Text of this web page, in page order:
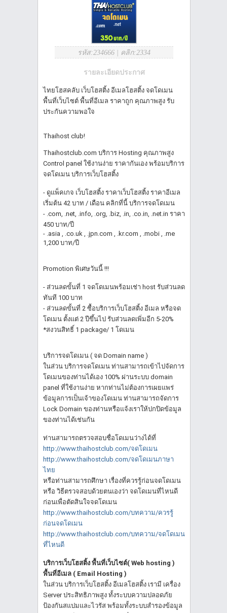
รหัส:234666 คลิก:2334
รายละเอียดประกาศ
ไทยโฮสคลับ เว็บโฮสติ้ง อีเมลโฮสติ้ง จดโดเมน
พื้นที่เว็บไซต์ พื้นที่อีเมล ราคาถูก คุณภาพสูง รับ
ประกันความพอใจ
Thaihost club!
Thaihostclub.com บริการ Hosting คุณภาพสูง
Control panel ใช้งานง่าย ราคากันเอง พร้อมบริการ
จดโดเมน บริการเว็บโฮสติ้ง
- ดูแพ็คเกจ เว็บโฮสติ้ง ราคาเว็บโฮสติ้ง ราคาอีเมล
เริ่มต้น 42 บาท / เดือน คลิกที่นี้ บริการจดโดเมน
- .com, .net, .info, .org, .biz, .in, .co.in, .net.in ราคา
450 บาท/ปี
- .asia , .co.uk , .jpn.com , .kr.com , .mobi , .me
1,200 บาท/ปี
Promotion พิเศษวันนี้ !!!
- ส่วนลดขั้นที่ 1 จดโดเมนพร้อมเช่า host รับส่วนลด
ทันที 100 บาท
- ส่วนลดขั้นที่ 2 ซื้อบริการเว็บโฮสติ้ง อีเมล หรือจด
โดเมน ตั้งแต่ 2 ปีขึ้นไป รับส่วนลดเพิ่มอีก 5-20%
*สงวนสิทธิ์ 1 package/ 1 โดเมน
บริการจดโดเมน ( จด Domain name )
ในส่วน บริการจดโดเมน ท่านสามารถเข้าไปจัดการ
โดเมนของท่านได้เอง 100% ผ่านระบบ domain
panel ที่ใช้งานง่าย หากท่านไม่ต้องการเผยแพร่
ข้อมูลการเป็นเจ้าของโดเมน ท่านสามารถจัดการ
Lock Domain ของท่านหรือแจ้งเราให้ปกปิดข้อมูล
ของท่านได้เช่นกัน
ท่านสามารถตรวจสอบชื่อโดเมนว่างได้ที่
http://www.thaihostclub.com/จดโดเมน
http://www.thaihostclub.com/จดโดเมนภาษา
ไทย
หรือท่านสามารถศึกษา เรื่องที่ควรรู้ก่อนจดโดเมน
หรือ วิธีตรวจสอบด้วยตนเองว่า จดโดเมนที่ไหนดี
ก่อนเพื่อตัดสินใจจดโดเมน
http://www.thaihostclub.com/บทความ/ควรรู้
ก่อนจดโดเมน
http://www.thaihostclub.com/บทความ/จดโดเมน
ที่ไหนดี
บริการเว็บโฮสติ้ง พื้นที่เว็บไซต์( Web hosting )
พื้นที่อีเมล ( Email Hosting )
ในส่วน บริการเว็บโฮสติ้ง อีเมลโฮสติ้ง เรามี เครื่อง
Server ประสิทธิภาพสูง ทั้งระบบความปลอดภัย
ป้องกันสแปมและไวรัส พร้อมทั้งระบบสำรองข้อมูล